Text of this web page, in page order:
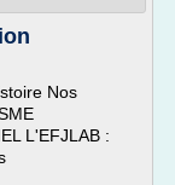
Nos
L'EFJLAB :